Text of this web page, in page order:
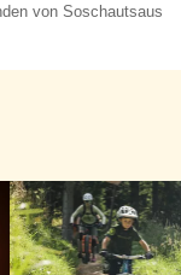
von Soschautsaus